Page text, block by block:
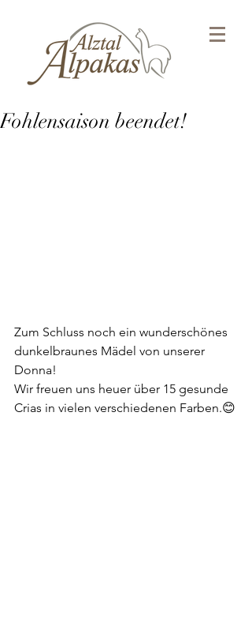
Fohlensaison beendet!
Zum Schluss noch ein wunderschönes
dunkelbraunes Mädel von unserer
Donna!
Wir freuen uns heuer über 15 gesunde
Crias in vielen verschiedenen Farben.😊